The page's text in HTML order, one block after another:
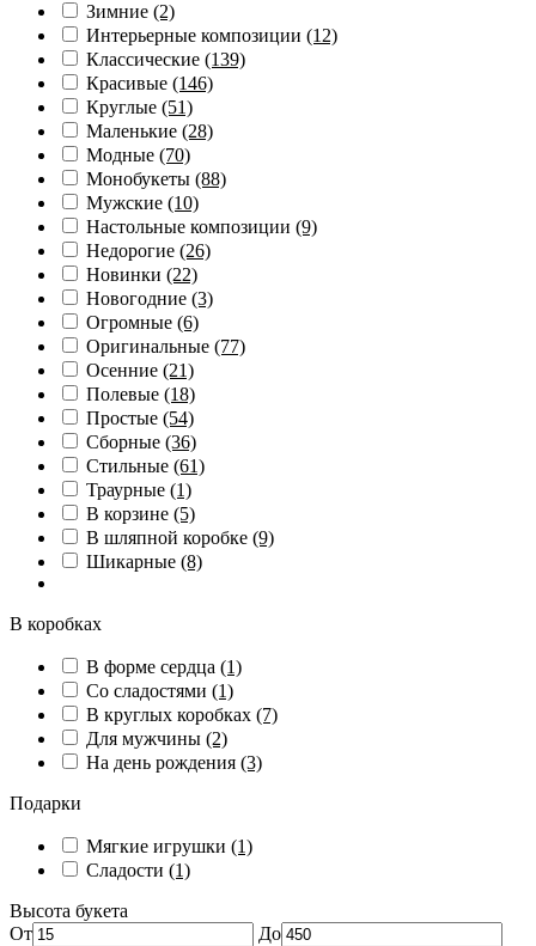
Зимние (2)
Интерьерные композиции (12)
Классические (139)
Красивые (146)
Круглые (51)
Маленькие (28)
Модные (70)
Монобукеты (88)
Мужские (10)
Настольные композиции (9)
Недорогие (26)
Новинки (22)
Новогодние (3)
Огромные (6)
Оригинальные (77)
Осенние (21)
Полевые (18)
Простые (54)
Сборные (36)
Стильные (61)
Траурные (1)
В корзине (5)
В шляпной коробке (9)
Шикарные (8)
В коробках
В форме сердца (1)
Со сладостями (1)
В круглых коробках (7)
Для мужчины (2)
На день рождения (3)
Подарки
Мягкие игрушки (1)
Сладости (1)
Высота букета
От
До